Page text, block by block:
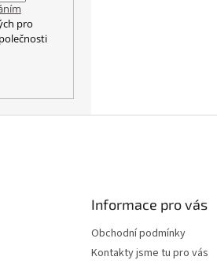
pro
Informace pro vás
Obchodní podmínky
Kontakty jsme tu pro vás